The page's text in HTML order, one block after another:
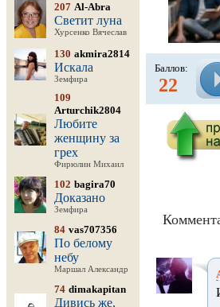
207 Al-Abra
Светит луна
Хурсенко Вячеслав
130 akmira2814
Искала
Земфира
109
Arturchik2804
Любите
женщину за
грех
Фирюлин Михаил
102 bagira70
Доказано
Земфира
84 vas707356
По белому
небу
Маршал Александр
74 dimakapitan
Дивись же,
Баллов:
22